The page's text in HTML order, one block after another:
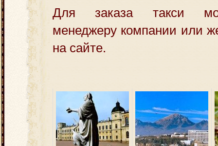
Для заказа такси
менеджеру компании или
на сайте.